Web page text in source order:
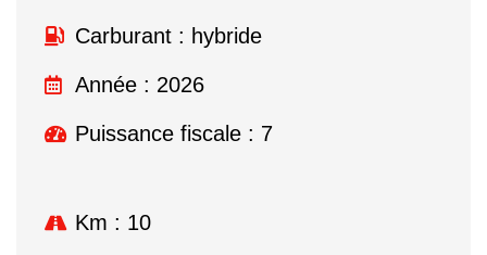
Carburant : hybride
Année : 2026
Puissance fiscale : 7
Km : 10